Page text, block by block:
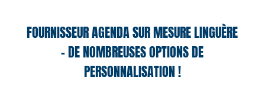
FOURNISSEUR AGENDA SUR MESURE LINGUÈRE
– DE NOMBREUSES OPTIONS DE
PERSONNALISATION !